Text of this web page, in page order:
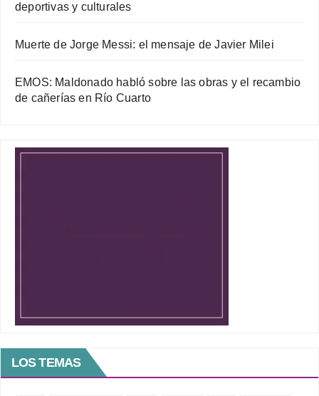
deportivas y culturales
Muerte de Jorge Messi: el mensaje de Javier Milei
EMOS: Maldonado habló sobre las obras y el recambio
de cañerías en Río Cuarto
LOS TEMAS